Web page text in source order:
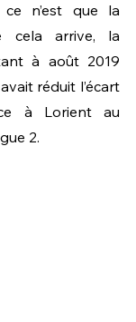
n’est que la
cela arrive, la
à août 2019
réduit l’écart
à Lorient au
2.